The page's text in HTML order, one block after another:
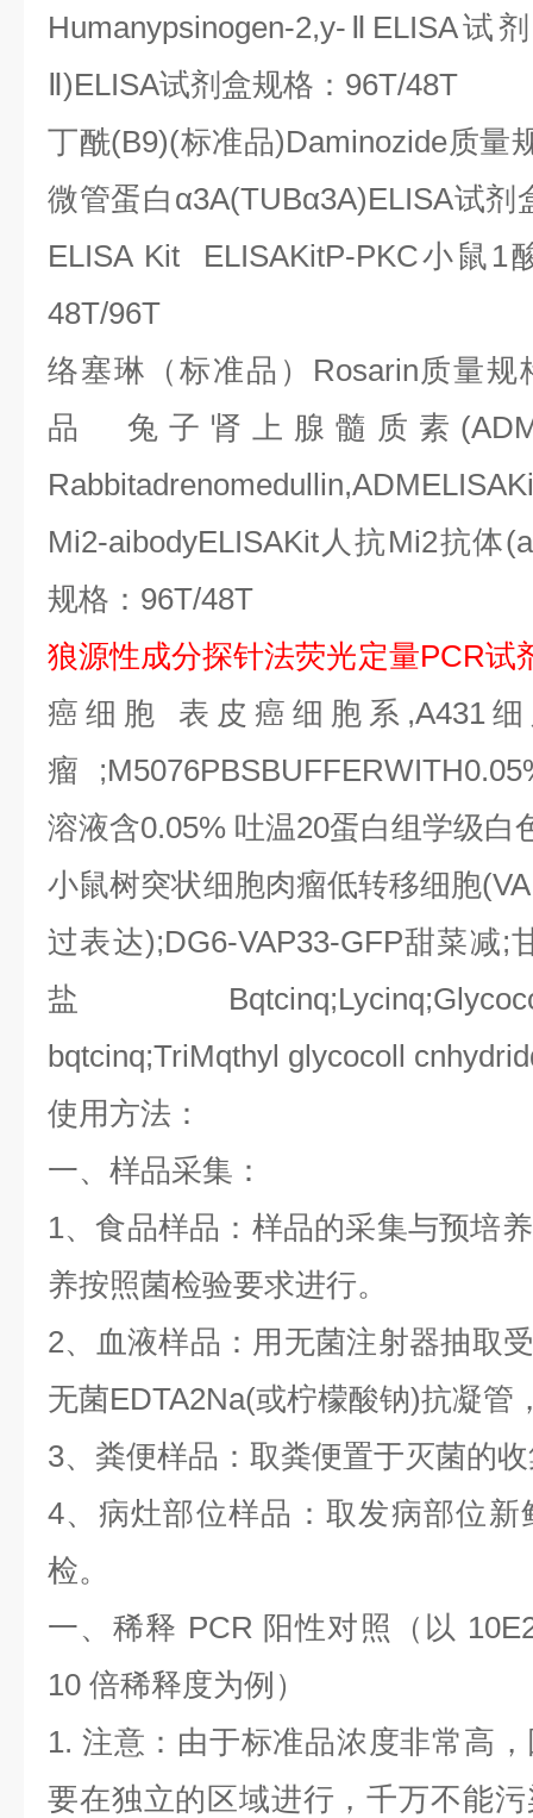
Humanypsinogen-2,y- Ⅱ ELISA试
Ⅱ)ELISA试剂盒规格： 96T/48T
丁酰(B9)(标准品)Daminozide质量
微管蛋白α3A(TUBα3A)ELISA试剂
ELISA Kit ELISAKitP-PKC小鼠 1
48T/96T
络塞琳（标准品） Rosarin质量规
品
兔子肾上腺髓质素
Mi2-aibodyELISAKit 人抗Mi2抗体
规格： 96T/48T
狼源性成分探针法荧光定量PCR试
癌细胞
表皮癌细胞系 ,A431
瘤
溶液含0.05% 吐温20蛋白组学级白
小鼠树突状细胞肉瘤低转移细胞
过表达);DG6-VAP33-GFP甜菜减;
盐
bqtcinq;TriMqthyl glycocoll
使用方法：
一、样品采集：
1、食品样品：样品的采集与预培
养按照菌检验要求进行。
2、血液样品：用无菌注射器抽取
无菌EDTA2Na(或柠檬酸钠)抗凝管
3、粪便样品：取粪便置于灭菌的
4、病灶部位样品：取发病部位
检。
一、稀释 PCR 阳性对照（以
10 倍稀释度为例）
1. 注意：由于标准品浓度非常高
要在独立的区域进行，千万不能